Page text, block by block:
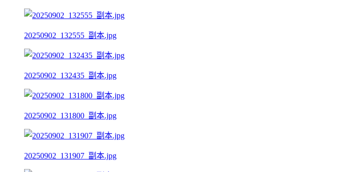
20250902_132555_副本.jpg
20250902_132435_副本.jpg
20250902_131800_副本.jpg
20250902_131907_副本.jpg